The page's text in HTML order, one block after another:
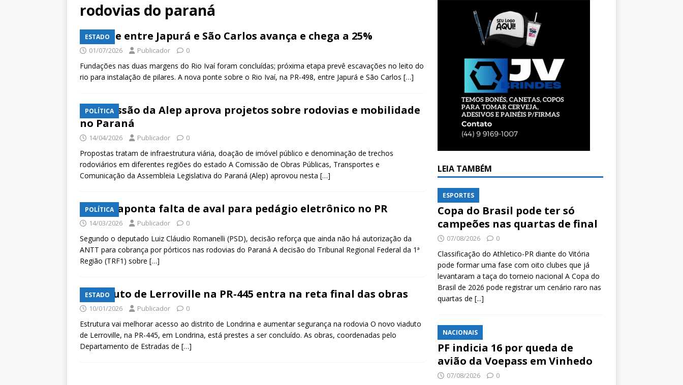
rodovias do paraná
ESTADO
Ponte entre Japurá e São Carlos avança e chega a 25%
01/07/2026 Publicador 0
Fundações nas duas margens do Rio Ivaí foram concluídas; próxima etapa prevê escavações no leito do
rio para instalação de pilares. A nova ponte sobre o Rio Ivaí, na PR-498, entre Japurá e São Carlos […]
POLÍTICA
Comissão da Alep aprova projetos sobre rodovias e mobilidade
no Paraná
14/04/2026 Publicador 0
Propostas tratam de infraestrutura viária, doação de imóvel público e denominação de trechos
rodoviários em diferentes regiões do estado A Comissão de Obras Públicas, Transportes e
Comunicação da Assembleia Legislativa do Paraná (Alep) aprovou nesta […]
POLÍTICA
TRF1 aponta falta de aval para pedágio eletrônico no PR
14/03/2026 Publicador 0
Segundo o deputado Luiz Cláudio Romanelli (PSD), decisão reforça que ainda não há autorização da
ANTT para cobrança por pórticos nas rodovias do Paraná A decisão do Tribunal Regional Federal da 1ª
Região (TRF1) sobre […]
ESTADO
Viaduto de Lerroville na PR-445 entra na reta final das obras
10/01/2026 Publicador 0
Estrutura vai melhorar acesso ao distrito de Londrina e aumentar segurança na rodovia O novo viaduto
de Lerroville, na PR-445, em Londrina, está prestes a ser concluído. As obras, coordenadas pelo
Departamento de Estradas de […]
LEIA TAMBÉM
ESPORTES
Copa do Brasil pode ter só
campeões nas quartas de final
07/08/2026 0
Classificação do Athletico-PR diante do Vitória
pode formar uma fase com oito clubes que já
levantaram a taça do torneio nacional A Copa do
Brasil de 2026 pode registrar um cenário raro nas
quartas de [...]
NACIONAIS
PF indicia 16 por queda de
avião da Voepass em Vinhedo
07/08/2026 0